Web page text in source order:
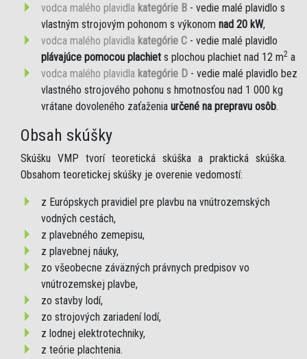
vodca malého plavidla kategórie B - vedie malé plavidlo s
vlastným strojovým pohonom s výkonom nad 20 kW,
vodca malého plavidla kategórie C - vedie malé plavidlo
plávajúce pomocou plachiet s plochou plachiet nad 12 m2 a
vodca malého plavidla kategórie D - vedie malé plavidlo bez
vlastného strojového pohonu s hmotnosťou nad 1 000 kg
vrátane dovoleného zaťaženia určené na prepravu osôb.
Obsah skúšky
Skúšku VMP tvorí teoretická skúška a praktická skúška.
Obsahom teoretickej skúšky je overenie vedomostí:
z Európskych pravidiel pre plavbu na vnútrozemských
vodných cestách,
z plavebného zemepisu,
z plavebnej náuky,
zo všeobecne záväzných právnych predpisov vo
vnútrozemskej plavbe,
zo stavby lodí,
zo strojových zariadení lodí,
z lodnej elektrotechniky,
z teórie plachtenia.